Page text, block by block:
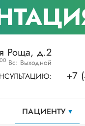
Роща, д.2
00 Вс: Выходной
+7
ПАЦИЕНТУ